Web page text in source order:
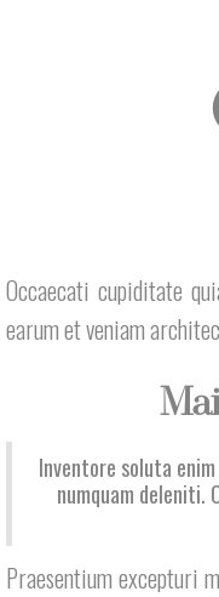
Occaecati cupiditate
earum et veniam
Inventore soluta
numquam deleniti.
Praesentium excepturi